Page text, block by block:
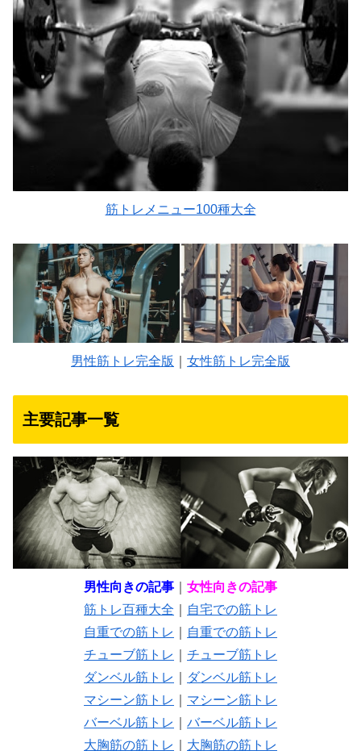
筋トレメニュー100種大全
男性筋トレ完全版 女性筋トレ完全版
主要記事一覧
男性向きの記事
女性向きの記事
筋トレ百種大全
自宅での筋トレ
自重での筋トレ
自重での筋トレ
チューブ筋トレ
チューブ筋トレ
ダンベル筋トレ
ダンベル筋トレ
マシーン筋トレ
マシーン筋トレ
バーベル筋トレ
バーベル筋トレ
大胸筋の筋トレ
大胸筋の筋トレ